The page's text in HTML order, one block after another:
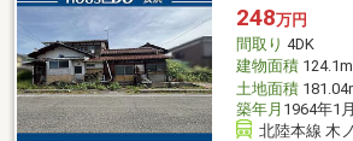
248万円
間取り 4DK
建物面積124.1m
土地面積
築年月 1964年1
北陸本線 木